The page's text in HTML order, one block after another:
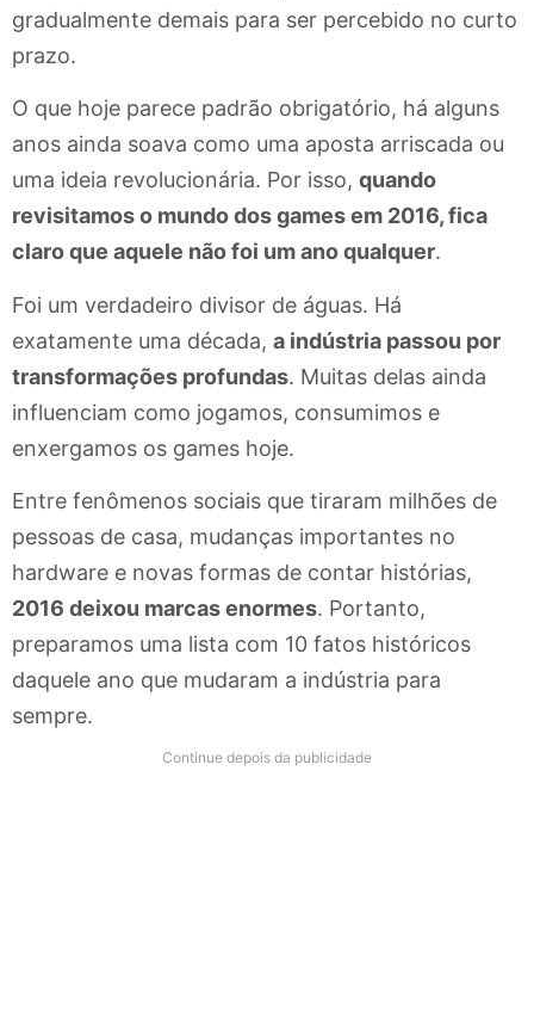
gradualmente demais para ser percebido no curto
prazo.
O que hoje parece padrão obrigatório, há alguns
anos ainda soava como uma aposta arriscada ou
uma ideia revolucionária. Por isso, quando
revisitamos o mundo dos games em 2016, fica
claro que aquele não foi um ano qualquer.
Foi um verdadeiro divisor de águas. Há
exatamente uma década, a indústria passou por
transformações profundas. Muitas delas ainda
influenciam como jogamos, consumimos e
enxergamos os games hoje.
Entre fenômenos sociais que tiraram milhões de
pessoas de casa, mudanças importantes no
hardware e novas formas de contar histórias,
2016 deixou marcas enormes. Portanto,
preparamos uma lista com 10 fatos históricos
daquele ano que mudaram a indústria para
sempre.
Continue depois da publicidade